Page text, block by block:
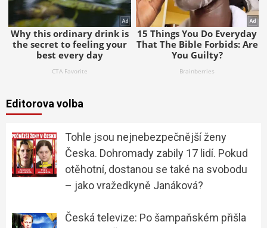
Editorova volba
Tohle jsou nejnebezpečnější ženy
Česka. Dohromady zabily 17 lidí. Pokud
otěhotní, dostanou se také na svobodu
– jako vražedkyně Janáková?
Česká televize: Po šampaňském přišla